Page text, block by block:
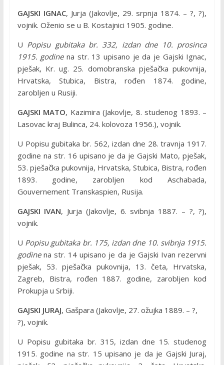
GAJSKI IGNAC, Jurja (Jakovlje, 29. srpnja 1874. – ?, ?),
vojnik. Oženio se u B. Kostajnici 1905. godine.
U Popisu gubitaka br. 332, izdan dne 10. prosinca
1915. godinena str. 13 upisano je da je Gajski Ignac,
pješak, Kr. ug. 25. domobranska pješačka pukovnija,
Hrvatska, Stubica, Bistra, rođen 1874. godine,
zarobljen u Rusiji.
GAJSKI MATO, Kazimira (Jakovlje, 8. studenog 1893. –
Lasovac kraj Bulinca, 24. kolovoza 1956.), vojnik.
U Popisu gubitaka br. 562, izdan dne 28. travnja 1917.
godine na str. 16 upisano je da je Gajski Mato, pješak,
53. pješačka pukovnija, Hrvatska, Stubica, Bistra, rođen
1893. godine, zarobljen kod Aschabada,
Gouvernement Transkaspien, Rusija.
GAJSKI IVAN, Jurja (Jakovlje, 6. svibnja 1887. – ?, ?),
vojnik.
U Popisu gubitaka br. 175, izdan dne 10. svibnja 1915.
godinena str. 14 upisano je da je Gajski Ivan rezervni
pješak, 53. pješačka pukovnija, 13. četa, Hrvatska,
Zagreb, Bistra, rođen 1887. godine, zarobljen kod
Prokupja u Srbiji.
GAJSKI JURAJ, Gašpara (Jakovlje, 27. ožujka 1889. – ?,
?), vojnik.
U Popisu gubitaka br. 315, izdan dne 15. studenog
1915. godine na str. 15 upisano je da je Gajski Juraj,